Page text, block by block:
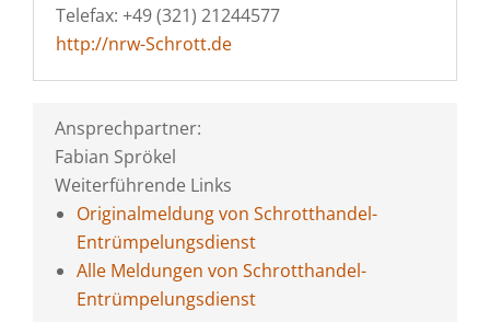
Telefax: +49 (321) 21244577
http://nrw-Schrott.de
Ansprechpartner:
Fabian Sprökel
Weiterführende Links
Originalmeldung von Schrotthandel-
Entrümpelungsdienst
Alle Meldungen von Schrotthandel-
Entrümpelungsdienst